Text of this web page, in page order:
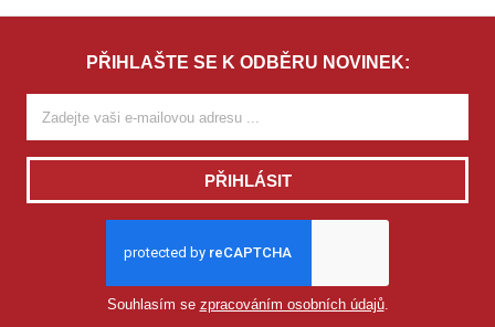
PŘIHLAŠTE SE K ODBĚRU NOVINEK:
PŘIHLÁSIT
Souhlasím se zpracováním osobních údajů.